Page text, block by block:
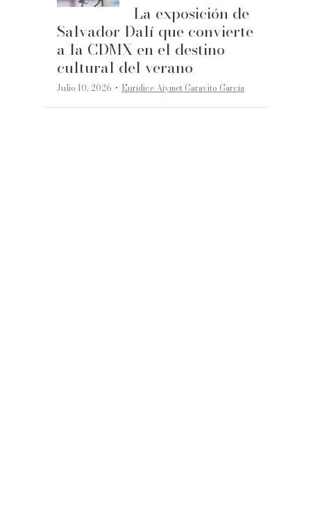
La exposición de
Salvador Dalí que convierte
a la CDMX en el destino
cultural del verano
Julio 10, 2026 ·Eurídice Aiymet Garavito García